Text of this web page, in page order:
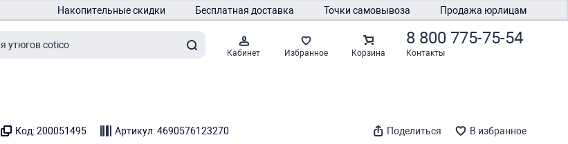
Накопительные скидки Бесплатная доставка Точки самовывоза Продажа юрлицам
Кабинет Избранное Корзина
8 800 775-75-54
Контакты
Код: 200051495 Артикул: 4690576123270 Поделиться В избранное